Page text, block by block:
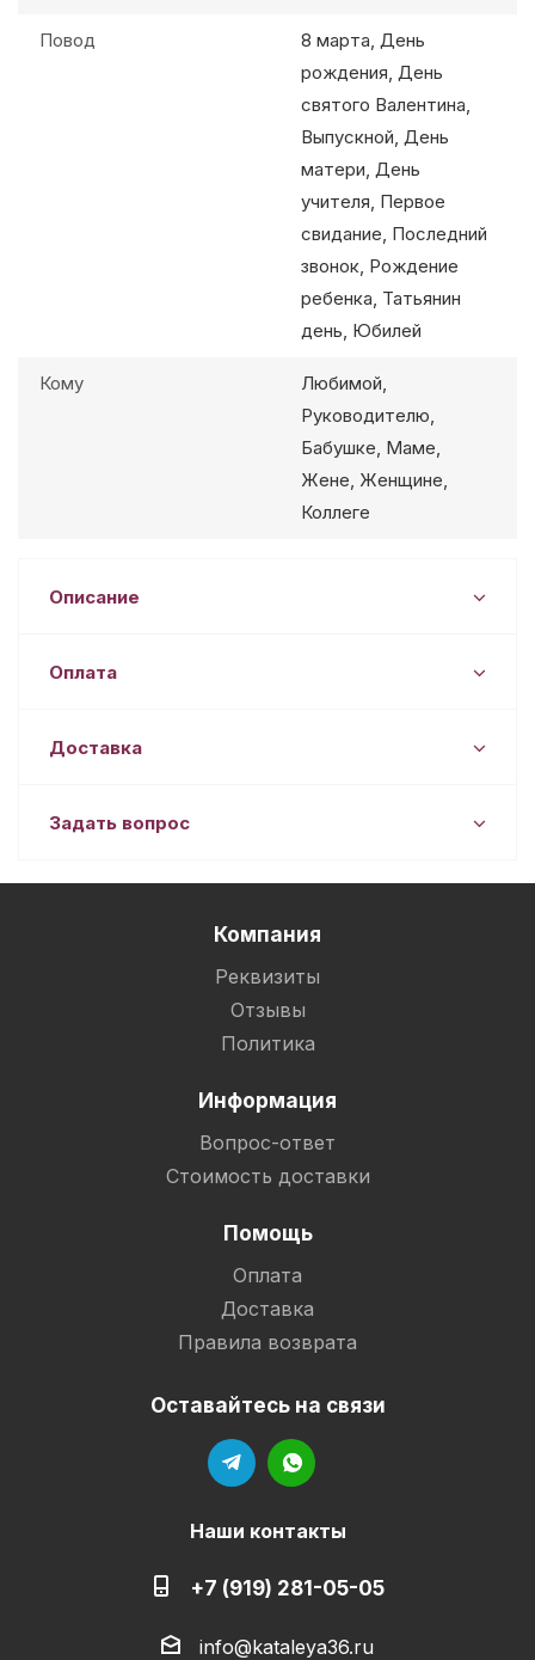
Повод
8 марта, День
рождения, День
святого Валентина,
Выпускной, День
матери, День
учителя, Первое
свидание, Последний
звонок, Рождение
ребенка, Татьянин
день, Юбилей
Кому
Любимой,
Руководителю,
Бабушке, Маме,
Жене, Женщине,
Коллеге
Описание
Оплата
Доставка
Задать вопрос
Компания
Реквизиты
Отзывы
Политика
Информация
Вопрос-ответ
Стоимость доставки
Помощь
Оплата
Доставка
Правила возврата
Оставайтесь на связи
Наши контакты
+7 (919) 281-05-05
info@kataleya36.ru